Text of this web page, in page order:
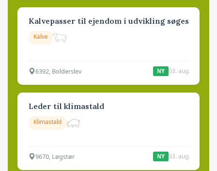
Kalvepasser til ejendom i udvikling søges
Kalve
6392, Bolderslev NY 03. aug.
Leder til klimastald
Klimastald
9670, Løgstør NY 03. aug.